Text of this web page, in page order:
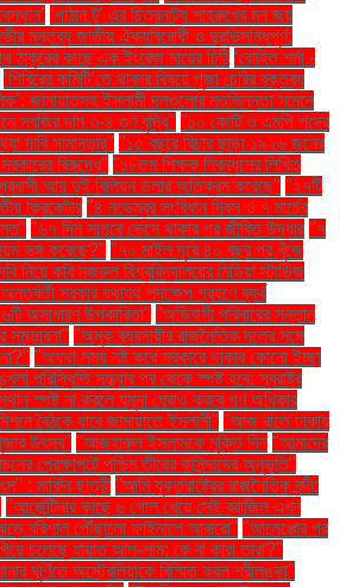
‘পাঠান টু’ এর চিত্রনাট্য শাহরুখের মন জয়
মন্তব্য জাতীয় ঐক্যবিরোধী ও দুরভিসন্ধিপূর্ণ:
ঠাকুরের কাছে এক ইংরেজ মায়ের চিঠি ‘রোহিত শর্মা -
‘শিবিরের কমিটি’তে থাকার বিষয়ে পূজা চেরির বক্তব্য
জামায়াতসহ ইসলামী দলগুলোর মতভিন্নতা সামনে
সবজির দাম ৩-৪ গুণ বৃদ্ধি" "১০ কোটি ও এমপি পদের
দাবি সামান্তার" "১৫ বছরে বিচার ছাড়া ১৯২৬ জনের
বিরুদ্ধে" "১৮তম শিক্ষক নিবন্ধনের লিখিত
আয় দুই বিলিয়ন ডলার অতিক্রম করেছে" "২৭টি
ক্রিকেটার "৪ নভেম্বর সংবিধান দিবস ও ৭ মার্চের
"৬৭ দিন সাগরে ভেসে থাকার পর জীবিত উদ্ধার "৭
ভঙ্গ করেছে?" "৭০ মাইল দূরে ৪০ বছর পর খুঁজে
নিয়ে কবি নজরুল বিশ্ববিদ্যালয়ের মিডিয়া স্টাডিজ
সরকার যথাযথ পদক্ষেপ গ্রহণে ব্যর্থ
অসাধারণ উপকারিতা" "অভিবাসী পরিবারের সন্তান
সম্ভাবনা" "অমুক ব্যবসায়ীর রাজনৈতিক দলের সঙ্গে
"অযথা সময় নষ্ট করে সরকারে থাকার কোনো ইচ্ছা
পরিস্থিতি সন্ধ্যার পর থেকে স্পষ্ট হবে: স্বরাষ্ট্র
স্পষ্ট না করলে যমুনা ঘেরাও করবে গণ অধিকার
বৈঠকে যাবে জামায়াতে ইসলামী" "আজ রাতে ঢাকায়
উৎসব" "আজহারুল ইসলামকে মুক্তি দিন "আমাদের
প্রেক্ষাপটে পশ্চিম তীরের বাসিন্দাদের অনুভূতি"
: মার্কিন ছাত্রী "আমি যুক্তরাষ্ট্রের রাজনৈতিক বন্দী:
"আর্জেন্টিনার কাছে ৬ গোল খেয়ে সেই ব্রাজিল এখন
বরিশাল পৌঁছালো ফাইনালে আবারো" "আলেপ্পোর পর
চলেছে হায়াত আল-শাম: কে বা কারা তারা?"
ঘূর্ণিতে অস্ট্রেলিয়াকে বিস্মিত করল শ্রীলঙ্কা"